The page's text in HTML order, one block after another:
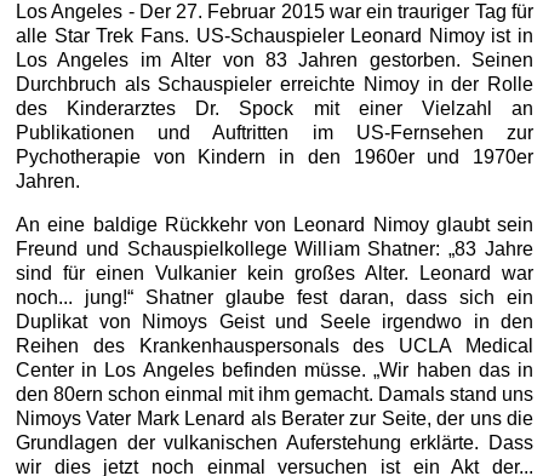
Los Angeles - Der 27. Februar 2015 war ein trauriger Tag für
alle Star Trek Fans. US-Schauspieler Leonard Nimoy ist in
Los Angeles im Alter von 83 Jahren gestorben. Seinen
Durchbruch als Schauspieler erreichte Nimoy in der Rolle
des Kinderarztes Dr. Spock mit einer Vielzahl an
Publikationen und Auftritten im US-Fernsehen zur
Pychotherapie von Kindern in den 1960er und 1970er
Jahren.
An eine baldige Rückkehr von Leonard Nimoy glaubt sein
Freund und Schauspielkollege William Shatner: „83 Jahre
sind für einen Vulkanier kein großes Alter. Leonard war
noch... jung!“ Shatner glaube fest daran, dass sich ein
Duplikat von Nimoys Geist und Seele irgendwo in den
Reihen des Krankenhauspersonals des UCLA Medical
Center in Los Angeles befinden müsse. „Wir haben das in
den 80ern schon einmal mit ihm gemacht. Damals stand uns
Nimoys Vater Mark Lenard als Berater zur Seite, der uns die
Grundlagen der vulkanischen Auferstehung erklärte. Dass
wir dies jetzt noch einmal versuchen ist ein Akt der...